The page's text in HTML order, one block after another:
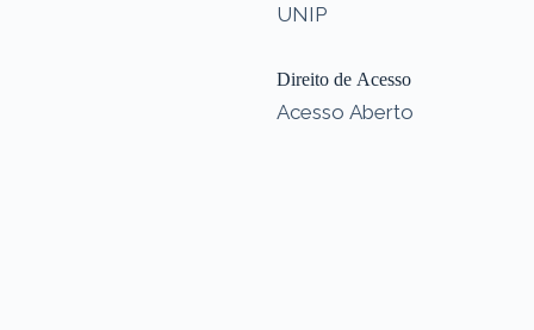
UNIP
Direito de Acesso
Acesso Aberto